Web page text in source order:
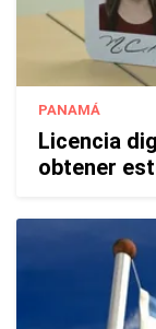
PANAMÁ
Licencia
obtener